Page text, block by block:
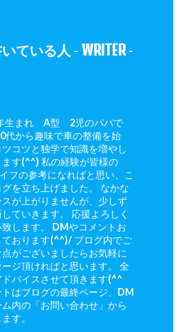
ている人 - WRITER-
生まれ A型 2児のパパで
代から趣味で車の整備を始
コツと独学で知識を増やし
ます(^^) 私の経験が皆様の
フの参考になればと思い、こ
を立ち上げました。 なかな
が上がりませんが、少しず
ていきます。 応援よろしく
致します。 DMやコメントお
ております(^^)/ ブログ内でご
がございましたらお気軽に
ージ頂ければと思います。 全
バイスさせて頂きます(^^ゞ
トはブログの最終ページ、DM
ム内の「お問い合わせ」から
す。